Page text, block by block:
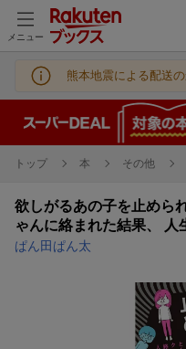
メニュー
熊本地震による配送
トップ 本 その他
欲しがるあの子を止めら
ゃんに絡まれた結果、 人
ぱん田ぱん太